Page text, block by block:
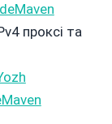
проксі та